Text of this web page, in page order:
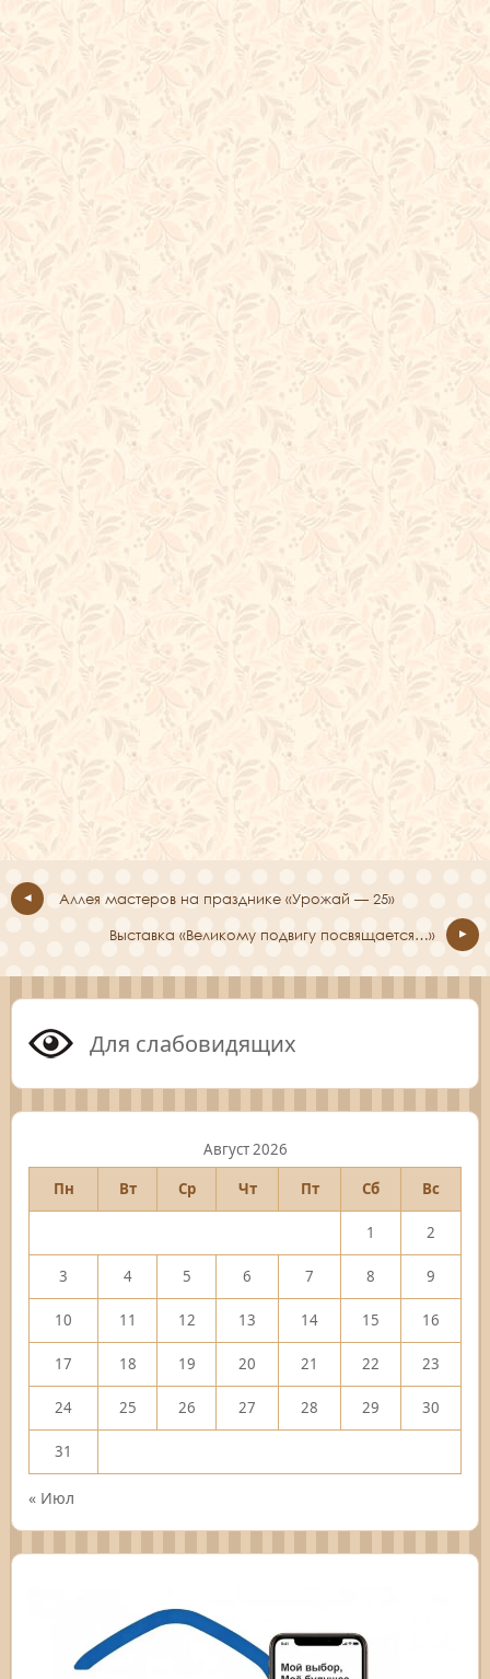
Аллея мастеров на празднике «Урожай — 25»
Выставка «Великому подвигу посвящается…»
Для слабовидящих
Август 2026
Пн
Вт Ср Чт Пт Сб Вс
1 2
3 4 5 6 7 8 9
10 11 12 13 14 15 16
17 18 19 20 21 22 23
24 25 26 27 28 29 30
31
« Июл